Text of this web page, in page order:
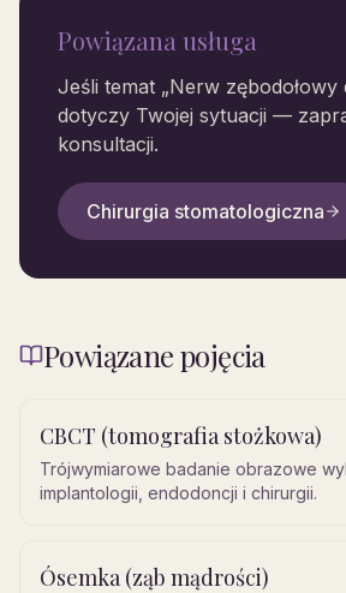
Powiązana usługa
Jeśli temat „Nerw zębodołowy
dotyczy Twojej sytuacji —
konsultacji.
Chirurgia stomatologiczna
Powiązane pojęcia
CBCT (tomografia stożkowa)
Trójwymiarowe badanie obrazowe
implantologii, endodoncji i chirurgii.
Ósemka (ząb mądrości)